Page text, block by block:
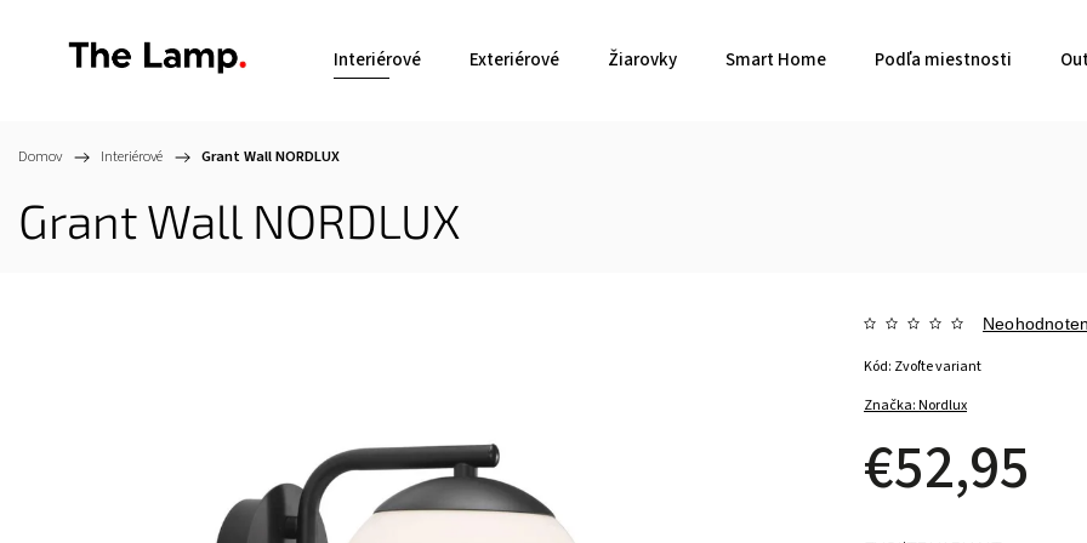
Interiérové Exteriérové Žiarovky Smart Home Podľa miestnosti
Domov / Interiérové / Grant WallNORDLUX
Grant Wall NORDLUX
Značka:Nordlux
€52,95
Kód: Zvoľte variant